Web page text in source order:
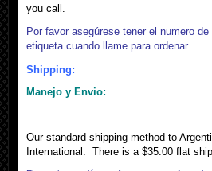
you call.
Por favor asegúrese tener el numero
etiqueta cuando llame para ordenar.
Shipping:
Manejo y Envio:
Our standard shipping method to
International. There is a $35.00 flat